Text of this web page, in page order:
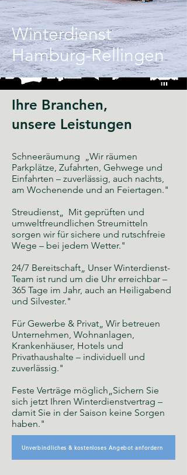
Winterdienst
Hamburg-Rellingen
Ihre Branchen,
unsere Leistungen
Schneeräumung „Wir räumen
Parkplätze, Zufahrten, Gehwege und
Einfahrten – zuverlässig, auch nachts,
am Wochenende und an Feiertagen."
Streudienst„ Mit geprüften und
umweltfreundlichen Streumitteln
sorgen wir für sichere und rutschfreie
Wege – bei jedem Wetter."
24/7 Bereitschaft„ Unser Winterdienst-
Team ist rund um die Uhr erreichbar –
365 Tage im Jahr, auch an Heiligabend
und Silvester."
Für Gewerbe & Privat„ Wir betreuen
Unternehmen, Wohnanlagen,
Krankenhäuser, Hotels und
Privathaushalte – individuell und
zuverlässig."
Feste Verträge möglich„Sichern Sie
sich jetzt Ihren Winterdienstvertrag –
damit Sie in der Saison keine Sorgen
haben."
Unverbindliches & kostenloses Angebot anfordern